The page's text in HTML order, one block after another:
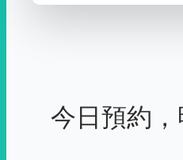
今日預約，